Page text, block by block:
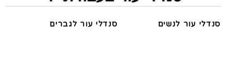
סנדלי עור לנשים סנדלי עור לגברים